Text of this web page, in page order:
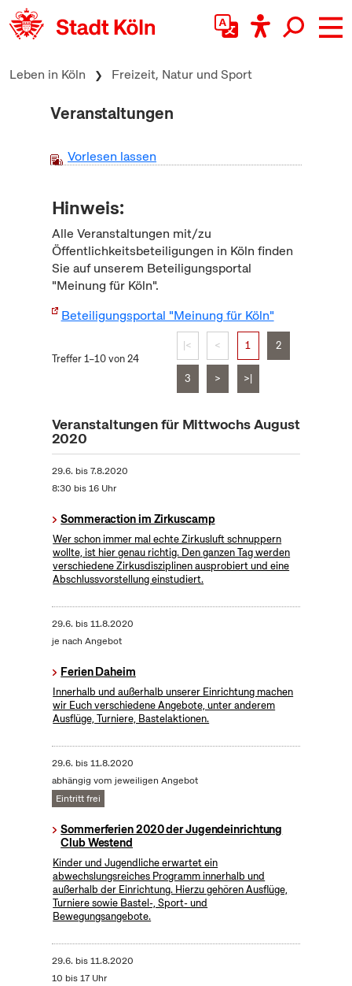
zum Inhalt springen
Leben in Köln Freizeit, Natur und Sport
Veranstaltungen
Vorlesen lassen
Hinweis:
Alle Veranstaltungen mit/zu
Öffentlichkeitsbeteiligungen in Köln finden
Sie auf unserem Beteiligungsportal
"Meinung für Köln".
Beteiligungsportal "Meinung für Köln"
Treffer 1–10 von 24
|< < 1 2
3 > >|
Veranstaltungen für Mittwochs August
2020
29.6. bis7.8.2020
8:30 bis 16 Uhr
Sommeraction im Zirkuscamp
Wer schon immer mal echte Zirkusluft schnuppern
wollte, ist hier genau richtig. Den ganzen Tag werden
verschiedene Zirkusdisziplinen ausprobiert und eine
Abschlussvorstellung einstudiert.
29.6. bis11.8.2020
je nach Angebot
Ferien Daheim
Innerhalb und außerhalb unserer Einrichtung machen
wir Euch verschiedene Angebote, unter anderem
Ausflüge, Turniere, Bastelaktionen.
29.6. bis11.8.2020
abhängig vom jeweiligen Angebot
Eintritt frei
Sommerferien 2020 der Jugendeinrichtung
Club Westend
Kinder und Jugendliche erwartet ein
abwechslungsreiches Programm innerhalb und
außerhalb der Einrichtung. Hierzu gehören Ausflüge,
Turniere sowie Bastel-, Sport- und
Bewegungsangebote.
29.6. bis11.8.2020
10 bis 17 Uhr